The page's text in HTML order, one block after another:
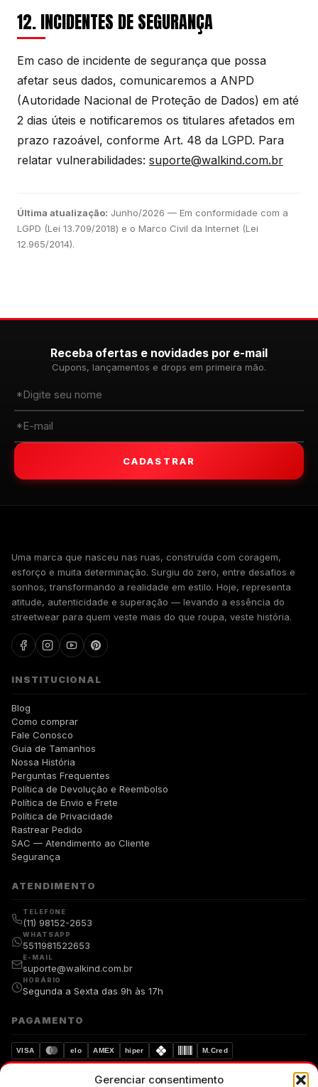
Gerenciar consentimento
12. INCIDENTES DE SEGURANÇA
Em caso de incidente de segurança que possa
afetar seus dados, comunicaremos a ANPD
(Autoridade Nacional de Proteção de Dados) em até
2 dias úteis e notificaremos os titulares afetados em
prazo razoável, conforme Art. 48 da LGPD. Para
relatar vulnerabilidades: suporte@walkind.com.br
Última atualização: Junho/2026 — Em conformidade com a
LGPD (Lei 13.709/2018) e o Marco Civil da Internet (Lei
12.965/2014).
Receba ofertas e novidades por e-mail
Cupons, lançamentos e drops em primeira mão.
CADASTRAR
Uma marca que nasceu nas ruas, construída com coragem,
esforço e muita determinação. Surgiu do zero, entre desafios e
sonhos, transformando a realidade em estilo. Hoje, representa
atitude, autenticidade e superação — levando a essência do
streetwear para quem veste mais do que roupa, veste história.
INSTITUCIONAL
Blog
Como comprar
Fale Conosco
Guia de Tamanhos
Nossa História
Perguntas Frequentes
Política de Devolução e Reembolso
Política de Envio e Frete
Política de Privacidade
Rastrear Pedido
SAC — Atendimento ao Cliente
Segurança
ATENDIMENTO
TELEFONE
(11) 98152-2653
WHATSAPP
5511981522653
E-MAIL
suporte@walkind.com.br
HORÁRIO
Segunda a Sexta das 9h às 17h
PAGAMENTO
VISA elo AMEX hiper M.Cred
Dados protegidos